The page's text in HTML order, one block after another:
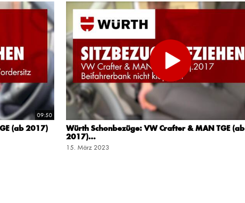
09:50
(ab 2017)
Würth Schonbezüge: VW Crafter & MAN TGE (ab
2017)...
15. März 2023